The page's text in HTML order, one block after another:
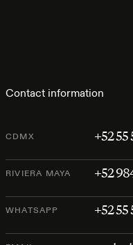
Contact information
CDMX +52
RIVIERA MAYA +52
WHATSAPP +52